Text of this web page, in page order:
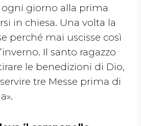
ogni giorno alla prima
in chiesa. Una volta la
perché mai uscisse così
Il santo ragazzo
le benedizioni di Dio,
tre Messe prima di